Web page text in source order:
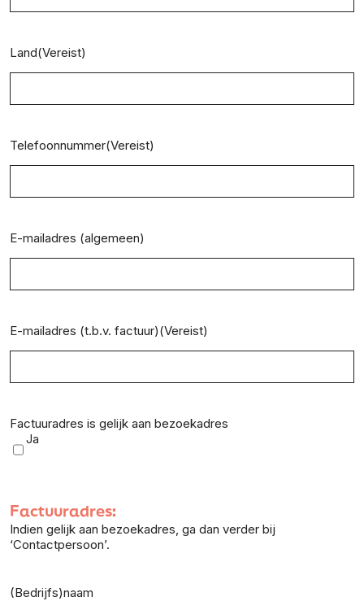
Land(Vereist)
Telefoonnummer(Vereist)
E-mailadres (algemeen)
E-mailadres (t.b.v. factuur)(Vereist)
Factuuradres is gelijk aan bezoekadres
Ja
Factuuradres:
Indien gelijk aan bezoekadres, ga dan verder bij
‘Contactpersoon’.
(Bedrijfs)naam